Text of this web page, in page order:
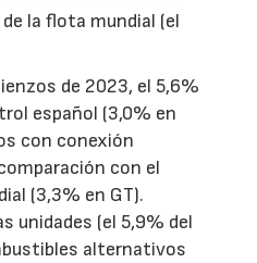
la flota mundial (el
de 2023, el 5,6%
español (3,0% en
con conexión
con el
(3,3% en GT).
unidades (el 5,9% del
alternativos